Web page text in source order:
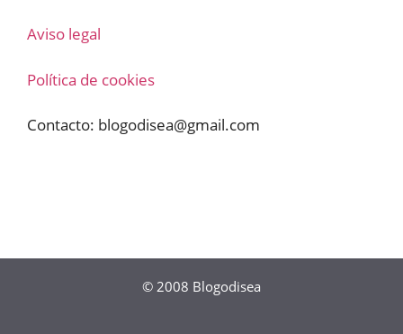
Aviso legal
Política de cookies
Contacto: blogodisea@gmail.com
© 2008 Blogodisea